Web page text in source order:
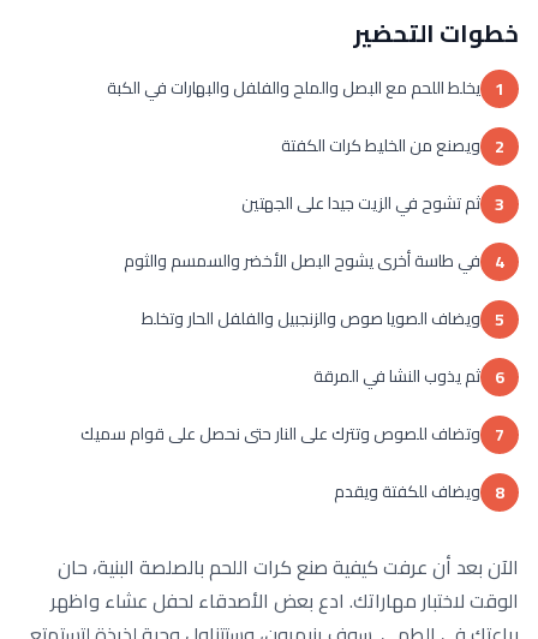
خطوات التحضير
1 يخلط اللحم مع البصل والملح والفلفل والبهارات في الكبة
2 ويصنع من الخليط كرات الكفتة
3 ثم تشوح في الزيت جيدا على الجهتين
4 في طاسة أخرى يشوح البصل الأخضر والسمسم والثوم
5 ويضاف الصويا صوص والزنجبيل والفلفل الحار وتخلط
6 ثم يذوب النشا في المرقة
7 وتضاف للصوص وتترك على النار حتى نحصل على قوام سميك
8 ويضاف للكفتة ويقدم
الآن بعد أن عرفت كيفية صنع كرات اللحم بالصلصة البنية، حان
الوقت لاختبار مهاراتك. ادع بعض الأصدقاء لحفل عشاء واظهر